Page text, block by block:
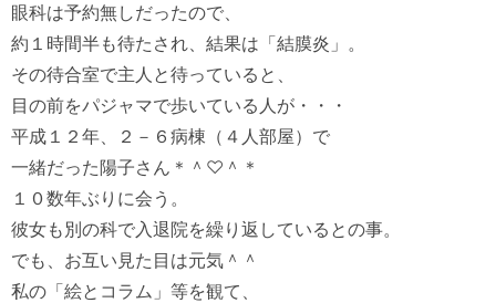
眼科は予約無しだったので、
約１時間半も待たされ、結果は「結膜炎」。
その待合室で主人と待っていると、
目の前をパジャマで歩いている人が・・・
平成１２年、２－６病棟（４人部屋）で
一緒だった陽子さん＊＾♡＾＊
１０数年ぶりに会う。
彼女も別の科で入退院を繰り返しているとの事。
でも、お互い見た目は元気＾＾
私の「絵とコラム」等を観て、